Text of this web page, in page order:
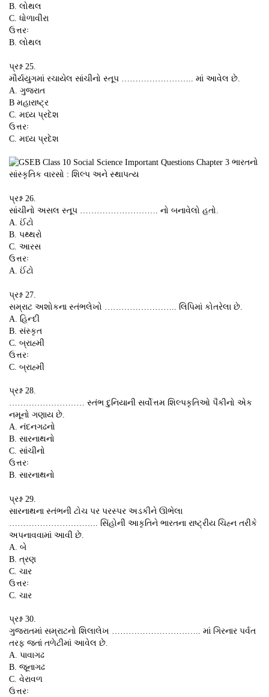
B. લોથલ
C. ધોળાવીરા
ઉત્તરઃ
B. લોથલ
પ્રશ્ન 25.
મૌર્યયુગમાં રચાયેલ સાંચીનો સ્તૂપ …………………….. માં આવેલ છે.
A. ગુજરાત
B મહારાષ્ટ્ર
C. મધ્ય પ્રદેશ
ઉત્તરઃ
C. મધ્ય પ્રદેશ
પ્રશ્ન 26.
સાંચીનો અસલ સ્તૂપ ………………………. નો બનાવેલો હતો.
A. ઈંટો
B. પથ્થરો
C. આરસ
ઉત્તરઃ
A. ઈંટો
પ્રશ્ન 27.
સમ્રાટ અશોકના સ્તંભલેખો …………………….. લિપિમાં કોતરેલા છે.
A. હિન્દી
B. સંસ્કૃત
C. બ્રાહ્મી
ઉત્તરઃ
C. બ્રાહ્મી
પ્રશ્ન 28.
……………………… સ્તંભ દુનિયાની સર્વોત્તમ શિલ્પકૃતિઓ પૈકીનો એક
નમૂનો ગણાય છે.
A. નંદનગઢનો
B. સારનાથનો
C. સાંચીનો
ઉત્તરઃ
B. સારનાથનો
પ્રશ્ન 29.
સારનાથના સ્તંભની ટોચ પર પરસ્પર અડકીને ઊભેલા
………………………….. સિંહોની આકૃતિને ભારતના રાષ્ટ્રીય ચિહ્ન તરીકે
અપનાવવામાં આવી છે.
A. બે
B. ત્રણ
C. ચાર
ઉત્તરઃ
C. ચાર
પ્રશ્ન 30.
ગુજરાતમાં સમ્રાટનો શિલાલેખ ………………………….. માં ગિરનાર પર્વત
તરફ જતાં તળેટીમાં આવેલ છે.
A. પાવાગઢ
B. જૂનાગઢ
C. વેરાવળ
ઉત્તરઃ